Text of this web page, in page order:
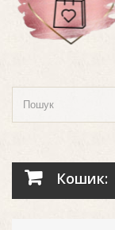
Кошик: